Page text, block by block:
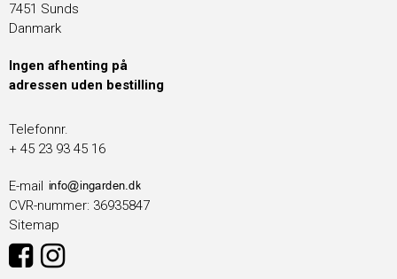
7451 Sunds
Danmark
Ingen afhenting på
adressen uden bestilling
Telefonnr.
+ 45 23 93 45 16
E-mail
CVR-nummer: 36935847
Sitemap